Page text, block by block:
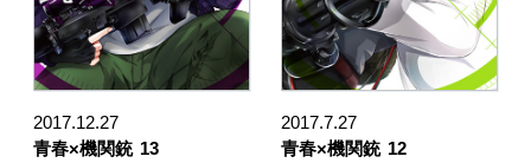
2017.12.27
青春×機関銃 13
2017.7.27
青春×機関銃 12